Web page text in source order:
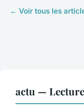
← Voir tous les
actu —